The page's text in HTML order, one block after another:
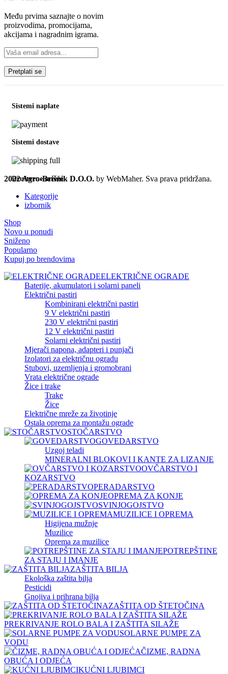
Među prvima saznajte o novim
proizvodima, promocijama,
akcijama i nagradnim igrama.
Sistemi naplate
Sistemi dostave
Društvene mreže
2022 Agro-Brišnik D.O.O. by WebMaher. Sva prava pridržana.
Kategorije
izbornik
Shop
Novo u ponudi
Sniženo
Popularno
Kupuj po brendovima
ELEKTRIČNE OGRADE
Baterije, akumulatori i solarni paneli
Električni pastiri
Kombinirani električni pastiri
9 V električni pastiri
230 V električni pastiri
12 V električni pastiri
Solarni električni pastiri
Mjerači napona, adapteri i punjači
Izolatori za električnu ogradu
Stubovi, uzemljenja i gromobrani
Vrata električne ograde
Žice i trake
Trake
Žice
Električne mreže za životinje
Ostala oprema za montažu ograde
STOČARSTVO
GOVEDARSTVO
Uzgoj teladi
MINERALNI BLOKOVI I KANTE ZA LIZANJE
OVČARSTVO I
KOZARSTVO
PERADARSTVO
OPREMA ZA KONJE
SVINJOGOJSTVO
MUZILICE I OPREMA
Higijena mužnje
Muzilice
Oprema za muzilice
POTREPŠTINE
ZA STAJU I IMANJE
ZAŠTITA BILJA
Ekološka zaštita bilja
Pesticidi
Gnojiva i prihrana bilja
ZAŠTITA OD ŠTETOČINA
PREKRIVANJE ROLO BALA I ZAŠTITA SILAŽE
SOLARNE PUMPE ZA
VODU
ČIZME, RADNA
OBUĆA I ODJEĆA
KUĆNI LJUBIMCI